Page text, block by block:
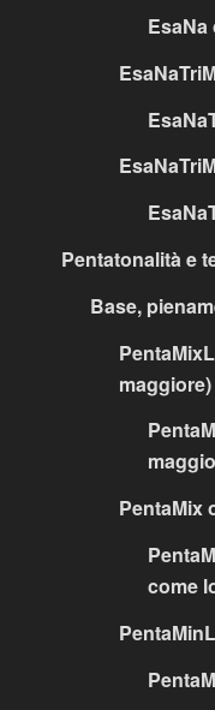
Pentatonalità e
Base,
maggiore)
PentaMix
come